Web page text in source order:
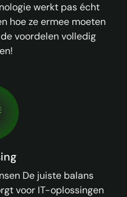
werkt pas écht
hoe ze ermee moeten
voordelen volledig
De juiste balans
voor IT-oplossingen